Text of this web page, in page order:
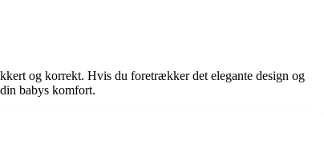
og korrekt. Hvis du foretrækker det elegante design og
babys komfort.